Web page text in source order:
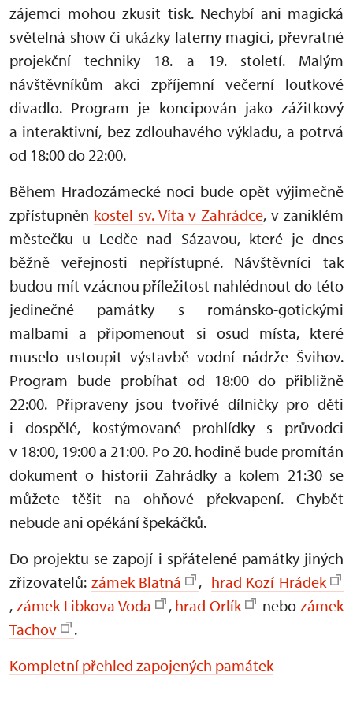
zájemci mohou zkusit tisk. Nechybí ani magická
světelná show či ukázky laterny magici, převratné
projekční techniky 18. a 19. století. Malým
návštěvníkům akci zpříjemní večerní loutkové
divadlo. Program je koncipován jako zážitkový
a interaktivní, bez zdlouhavého výkladu, a potrvá
od 18:00 do 22:00.
Během Hradozámecké noci bude opět výjimečně
zpřístupněn kostel sv. Víta v Zahrádce, v zaniklém
městečku u Ledče nad Sázavou, které je dnes
běžně veřejnosti nepřístupné. Návštěvníci tak
budou mít vzácnou příležitost nahlédnout do této
jedinečné památky s románsko-gotickými
malbami a připomenout si osud místa, které
muselo ustoupit výstavbě vodní nádrže Švihov.
Program bude probíhat od 18:00 do přibližně
22:00. Připraveny jsou tvořivé dílničky pro děti
i dospělé, kostýmované prohlídky s průvodci
v 18:00, 19:00 a 21:00. Po 20. hodině bude promítán
dokument o historii Zahrádky a kolem 21:30 se
můžete těšit na ohňové překvapení. Chybět
nebude ani opékání špekáčků.
Do projektu se zapojí i spřátelené památky jiných
zřizovatelů: zámek Blatná , hrad Kozí Hrádek
, zámek Libkova Voda , hrad Orlík nebozámek
Tachov
.
Kompletní přehled zapojených památek